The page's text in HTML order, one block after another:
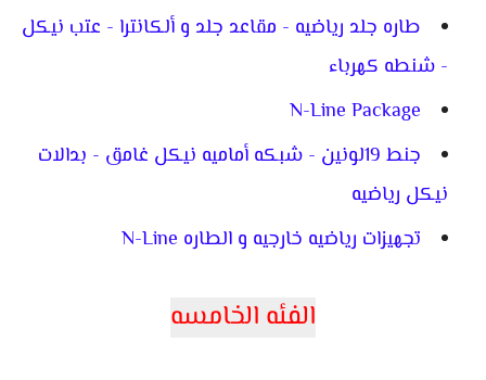
طاره جلد رياضيه - مقاعد جلد و ألكانترا - عتب نيكل
- شنطه كهرباء
N-Line Package
جنط 19لونين - شبكه أماميه نيكل غامق - بدالات
نيكل رياضيه
تجهيزات رياضيه خارجيه و الطاره N-Line
الفئه الخامسه